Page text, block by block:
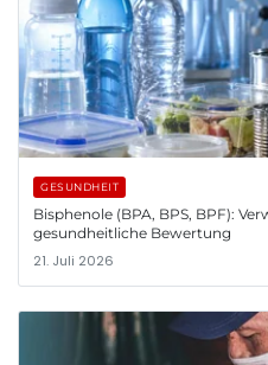
GESUNDHEIT
Bisphenole (BPA, BPS, BPF):
gesundheitliche Bewertung
21. Juli 2026